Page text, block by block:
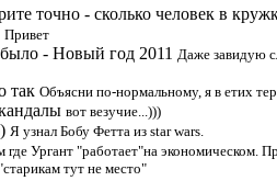
точно - сколько человек в
Привет
- Новый год 2011 Даже завидую
так Объясни по-нормальному, я в етих
вот везучие...)))
Я узнал Бобу Фетта из star wars.
где Ургант "работает"на экономическом.
тут не место"